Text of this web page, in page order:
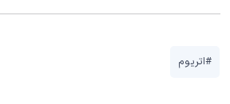
#اتریوم